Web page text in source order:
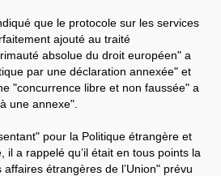
que le protocole sur les services
ajouté au traité
absolue du droit européen" a
par une déclaration annexée" et
"concurrence libre et non faussée" a
une annexe".
pour la Politique étrangère et
il a rappelé qu’il était en tous points la
étrangères de l’Union" prévu